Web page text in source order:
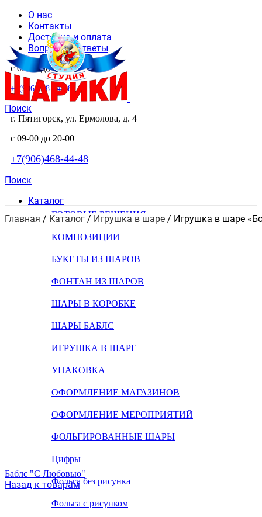
О нас
Контакты
Доставка и оплата
Вопросы и ответы
с 09-00 до 20-00
+7(906)468-44-48
Поиск
г. Пятигорск, ул. Ермолова, д. 4
с 09-00 до 20-00
+7(906)468-44-48
Поиск
Каталог
ГОТОВЫЕ РЕШЕНИЯ
КОМПОЗИЦИИ
БУКЕТЫ ИЗ ШАРОВ
ФОНТАН ИЗ ШАРОВ
ШАРЫ В КОРОБКЕ
ШАРЫ БАБЛС
ИГРУШКА В ШАРЕ
УПАКОВКА
ОФОРМЛЕНИЕ МАГАЗИНОВ
ОФОРМЛЕНИЕ МЕРОПРИЯТИЙ
ФОЛЬГИРОВАННЫЕ ШАРЫ
Цифры
Фольга без рисунка
Фольга с рисунком
Главная / Каталог / Игрушка в шаре / Игрушка в шаре
Баблс "С Любовью"
Назад к товарам